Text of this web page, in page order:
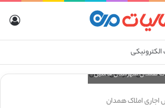
اجاری املاک همدان